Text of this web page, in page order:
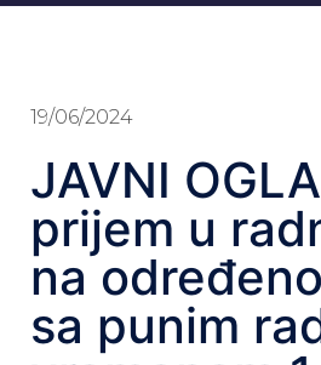
19/06/2024
JAVNI
prijem u
na
sa punim